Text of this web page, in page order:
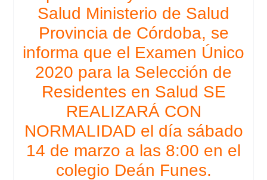
Salud Ministerio de Salud
Provincia de Córdoba, se
informa que el Examen Único
2020 para la Selección de
Residentes en Salud SE
REALIZARÁ CON
NORMALIDAD el día sábado
14 de marzo a las 8:00 en el
colegio Deán Funes.